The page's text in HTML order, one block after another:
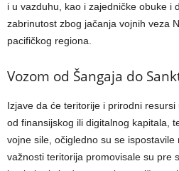
i u vazduhu, kao i zajedničke obuke i
zabrinutost zbog jačanja vojnih veza
pacifičkog regiona.
Vozom od Šangaja do
Izjave da će teritorije i prirodni
od finansijskog ili digitalnog kapitala,
vojne sile, očigledno su se
važnosti teritorija promovisale su pre